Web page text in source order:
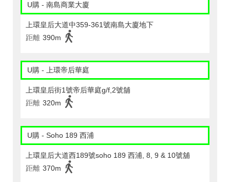
U購 - 南島商業大廈
上環皇后大道中359-361號南島大廈地下
距離 390m
U購 - 上環帝后華庭
上環皇后街1號帝后華庭g/f,2號舖
距離 320m
U購 - Soho 189 西浦
上環皇后大道西189號soho 189 西浦, 8, 9 & 10號舖
距離 370m